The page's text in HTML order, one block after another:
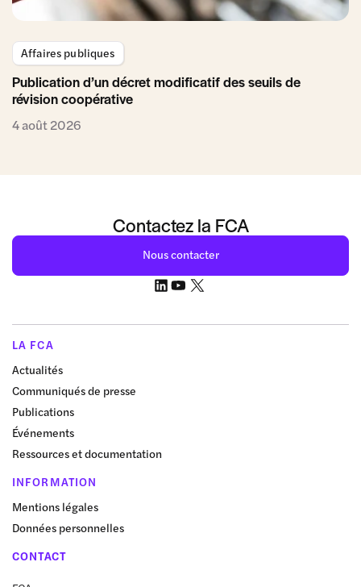
Affaires publiques
Publication d’un décret modificatif des seuils de
révision coopérative
4 août 2026
Contactez la FCA
Nous contacter
LA FCA
Actualités
Communiqués de presse
Publications
Événements
Ressources et documentation
INFORMATION
Mentions légales
Données personnelles
CONTACT